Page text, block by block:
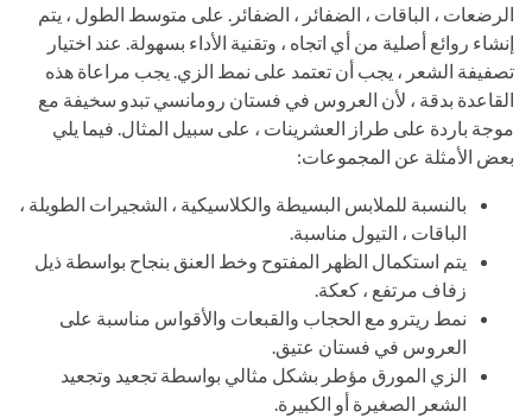
الرضعات ، الباقات ، الضفائر ، الضفائر. على متوسط ​​الطول ، يتم
إنشاء روائع أصلية من أي اتجاه ، وتقنية الأداء بسهولة. عند اختيار
تصفيفة الشعر ، يجب أن تعتمد على نمط الزي. يجب مراعاة هذه
القاعدة بدقة ، لأن العروس في فستان رومانسي تبدو سخيفة مع
موجة باردة على طراز العشرينات ، على سبيل المثال. فيما يلي
بعض الأمثلة عن المجموعات:
بالنسبة للملابس البسيطة والكلاسيكية ، الشجيرات الطويلة ،
الباقات ، التيول مناسبة.
يتم استكمال الظهر المفتوح وخط العنق بنجاح بواسطة ذيل
زفاف مرتفع ، كعكة.
نمط ريترو مع الحجاب والقبعات والأقواس مناسبة على
العروس في فستان عتيق.
الزي المورق مؤطر بشكل مثالي بواسطة تجعيد وتجعيد
الشعر الصغيرة أو الكبيرة.